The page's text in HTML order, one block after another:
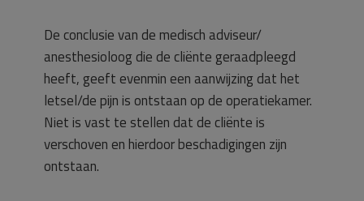
De conclusie van de medisch adviseur/
anesthesioloog die de cliënte geraadpleegd
heeft, geeft evenmin een aanwijzing dat het
letsel/de pijn is ontstaan op de operatiekamer.
Niet is vast te stellen dat de cliënte is
verschoven en hierdoor beschadigingen zijn
ontstaan.